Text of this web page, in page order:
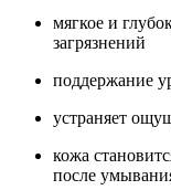
мягкое и
загрязнений
поддержание
устраняет
кожа
после